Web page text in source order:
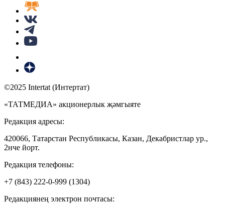
©2025 Intertat (Интертат)
«ТАТМЕДИА» акционерлык җәмгыяте
Редакция адресы:
420066, Татарстан Республикасы, Казан, Декабристлар ур.,
2нче йорт.
Редакция телефоны:
+7 (843) 222-0-999 (1304)
Редакциянең электрон почтасы: